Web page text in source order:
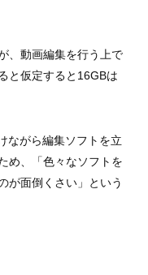
、動画編集を行う上で
と仮定すると16GBは
ながら編集ソフトを立
め、「色々なソフトを
が面倒くさい」という